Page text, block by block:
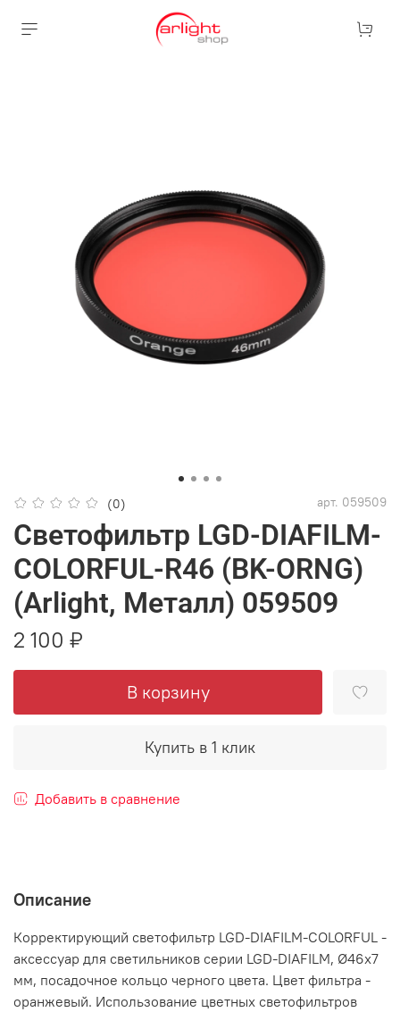
(0) арт. 059509
Светофильтр LGD-DIAFILM-
COLORFUL-R46 (BK-ORNG)
(Arlight, Металл) 059509
2 100 ₽
В корзину
Купить в 1 клик
Добавить в сравнение
Описание
Корректирующий светофильтр LGD-DIAFILM-COLORFUL -
аксессуар для светильников серии LGD-DIAFILM, Ø46x7
мм, посадочное кольцо черного цвета. Цвет фильтра -
оранжевый. Использование цветных светофильтров